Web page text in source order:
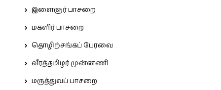
இளைஞர் பாசறை
மகளிர் பாசறை
தொழிற்சங்கப் பேரவை
வீரத்தமிழர் முன்னணி
மருத்துவப் பாசறை